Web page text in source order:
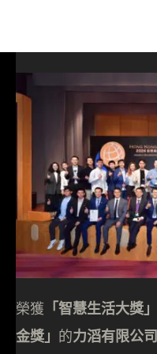
榮獲 「智慧生活大獎」
金獎」 的力滔有限公司